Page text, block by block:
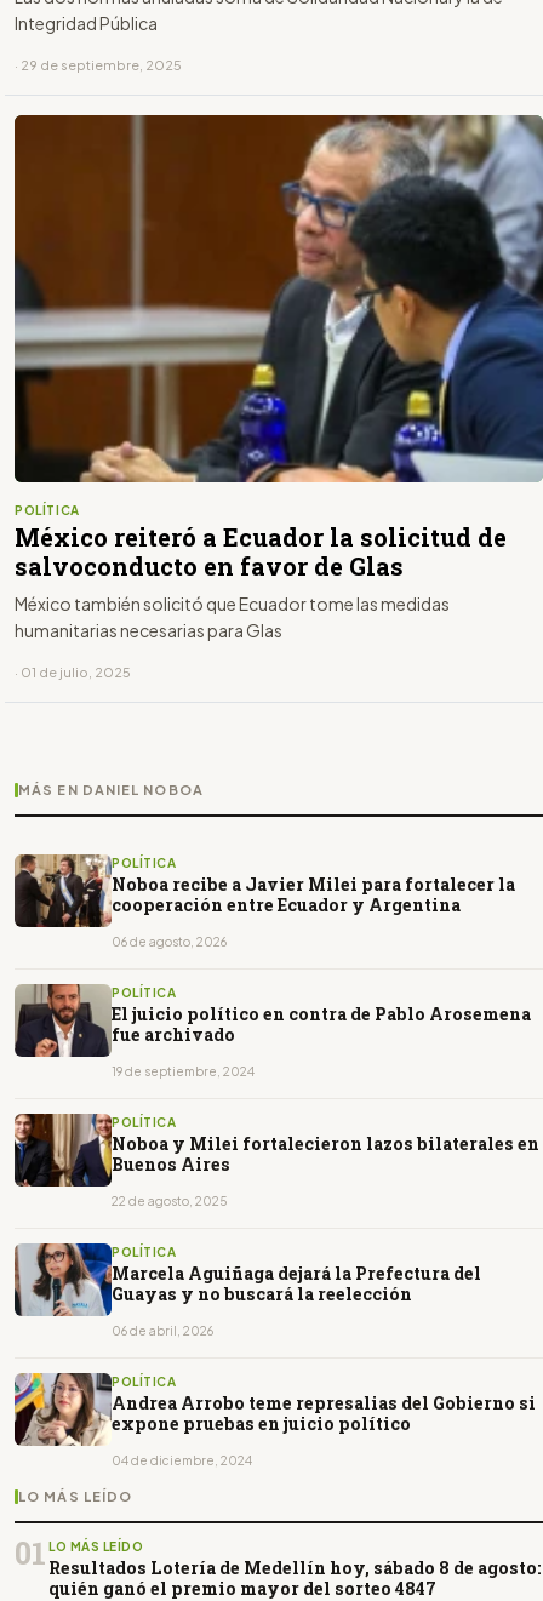
Integridad Pública
· 29 de septiembre, 2025
POLÍTICA
México reiteró a Ecuador la solicitud de
salvoconducto en favor de Glas
México también solicitó que Ecuador tome las medidas
humanitarias necesarias para Glas
· 01 de julio, 2025
MÁS EN DANIEL NOBOA
POLÍTICA
Noboa recibe a Javier Milei para fortalecer la
cooperación entre Ecuador y Argentina
06 de agosto, 2026
POLÍTICA
El juicio político en contra de Pablo Arosemena
fue archivado
19 de septiembre, 2024
POLÍTICA
Noboa y Milei fortalecieron lazos bilaterales en
Buenos Aires
22 de agosto, 2025
POLÍTICA
Marcela Aguiñaga dejará la Prefectura del
Guayas y no buscará la reelección
06 de abril, 2026
POLÍTICA
Andrea Arrobo teme represalias del Gobierno si
expone pruebas en juicio político
04 de diciembre, 2024
LO MÁS LEÍDO
01 LO MÁS LEÍDO
Resultados Lotería de Medellín hoy, sábado 8 de agosto:
quién ganó el premio mayor del sorteo 4847